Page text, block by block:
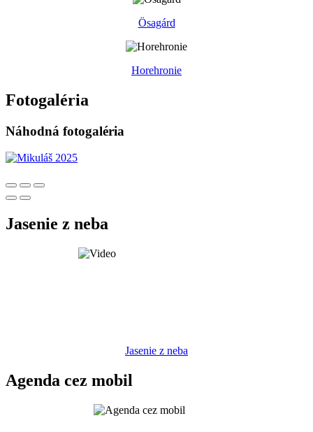
Ösagárd
Horehronie
Fotogaléria
Náhodná fotogaléria
Jasenie z neba
Jasenie z neba
Agenda cez mobil